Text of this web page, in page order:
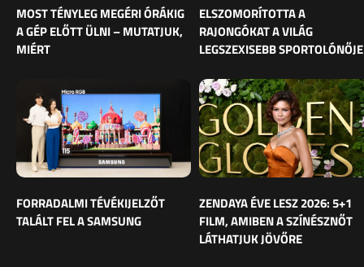
MOST TÉNYLEG MEGÉRI ÓRÁKIG
A GÉP ELŐTT ÜLNI – MUTATJUK,
MIÉRT
ELSZOMORÍTOTTA A
RAJONGÓKAT A VILÁG
LEGSZEXISEBB SPORTOLÓNŐJE
FORRADALMI TÉVÉKIJELZŐT
TALÁLT FEL A SAMSUNG
ZENDAYA ÉVE LESZ 2026: 5+1
FILM, AMIBEN A SZÍNÉSZNŐT
LÁTHATJUK JÖVŐRE